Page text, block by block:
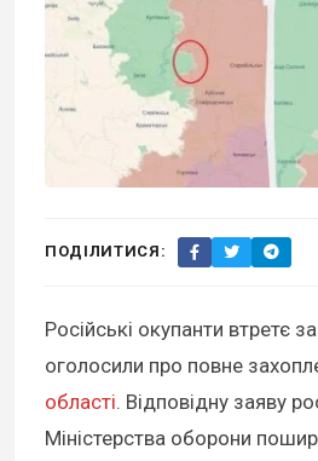
ПОДІЛИТИСЯ:
Російські окупанти втретє
оголосили про повне
області. Відповідну заяву
Міністерства оборони